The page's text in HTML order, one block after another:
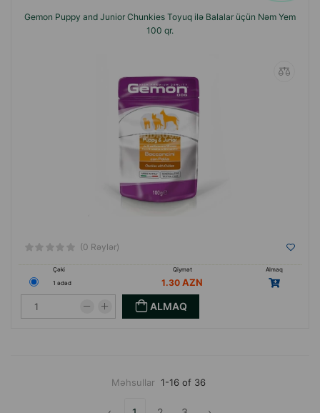
Gemon Puppy and Junior Chunkies Toyuq ilə Balalar üçün Nəm Yem
100 qr.
(0 Rəylər)
Çəki Qiymət
Almaq
1 ədəd
1.30
ALMAQ
Məhsullar 1-16 of 36